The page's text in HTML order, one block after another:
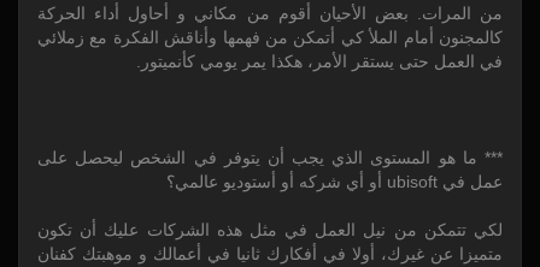
من المرات. بعض الأحيان أقوم من مكاني و أحاول أداء الحركة
كالمجنون أمام الملأ كي أتمكن من فهمها وأناقش الفكرة مع زملائي
في العمل حتى يستقر الأمر، هكذا يمر يومي كأنميتور.
*** ما هو المستوى الذي يجب أن يتوفر في الشخص ليحصل على
عمل في ubisoft أو أي شركه أو أستوديو عالمي؟
لكي تتمكن من نيل العمل في مثل هذه الشركات عليك أن تكون
متميزا عن غيرك، أولا في أفكارك ثانيا في أعمالك و موهبتك كفنان